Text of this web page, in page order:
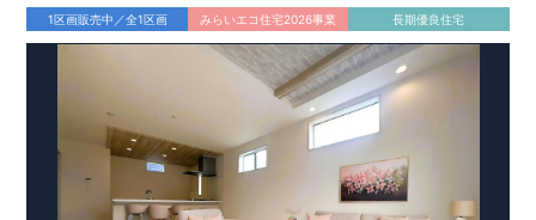
干』 ・梅雨時や花粉の時期のお洗濯も安心『浴室乾燥暖房機』
1区画販売中／全1区画 みらいエコ住宅2026事業 長期優良住宅